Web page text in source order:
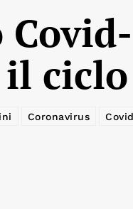
Coronavirus